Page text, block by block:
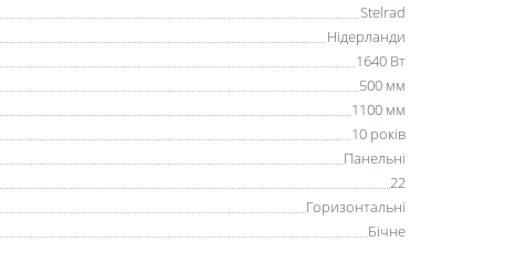
Stelrad
Нідерланди
1640 Вт
500 мм
1100 мм
10 років
Панельні
22
Горизонтальні
Бічне